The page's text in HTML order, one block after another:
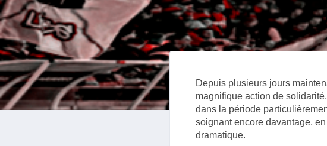
Depuis plusieurs jours
magnifique action de
dans la période
soignant encore davantage,
dramatique.